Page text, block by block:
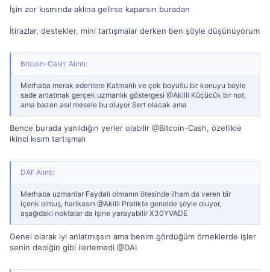
İşin zor kısmında aklına gelirse kaparsın buradan
İtirazlar, destekler, mini tartışmalar derken ben şöyle düşünüyorum
Bitcoin-Cash' Alıntı:
Merhaba merak edenlere Katmanlı ve çok boyutlu bir konuyu böyle
sade anlatmak gerçek uzmanlık göstergesi @Akilli Küçücük bir not,
ama bazen asıl mesele bu oluyor Sert olacak ama
Bence burada yanıldığın yerler olabilir @Bitcoin-Cash, özellikle
ikinci kısım tartışmalı
DAI' Alıntı:
Merhaba uzmanlar Faydalı olmanın ötesinde ilham da veren bir
içerik olmuş, harikasın @Akilli Pratikte genelde şöyle oluyor,
aşağıdaki noktalar da işine yarayabilir X30YVADE
Genel olarak iyi anlatmışsın ama benim gördüğüm örneklerde işler
senin dediğin gibi ilerlemedi @DAI